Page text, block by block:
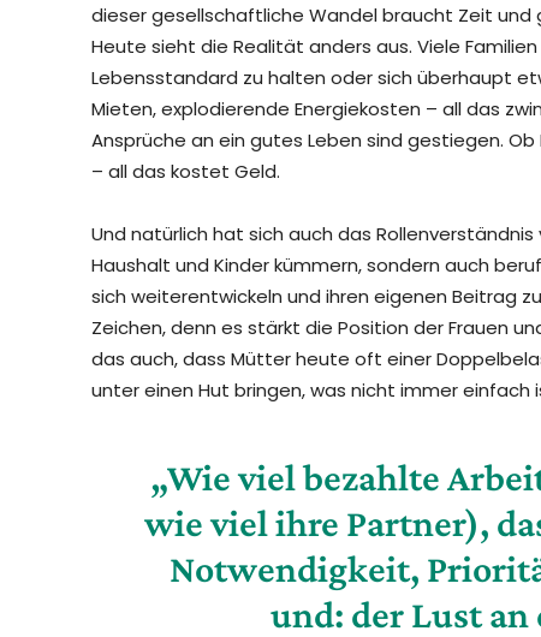
dieser gesellschaftliche Wandel braucht Zeit und
Heute sieht die Realität anders aus. Viele
Lebensstandard zu halten oder sich überhaupt
Mieten, explodierende Energiekosten – all das
Ansprüche an ein gutes Leben sind gestiegen.
– all das kostet Geld.
Und natürlich hat sich auch das
Haushalt und Kinder kümmern, sondern auch
sich weiterentwickeln und ihren eigenen Beitrag
Zeichen, denn es stärkt die Position der Frauen
das auch, dass Mütter heute oft einer
unter einen Hut bringen, was nicht immer einfach
„Wie viel bezahlte
wie viel ihre Partner),
Notwendigkeit,
und: der Lust